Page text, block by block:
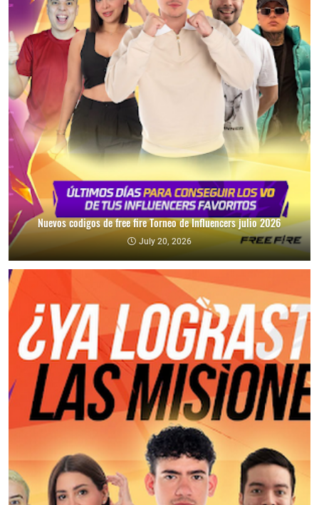
Nuevos codigos de free fire Torneo de Influencers julio 2026
July 20, 2026